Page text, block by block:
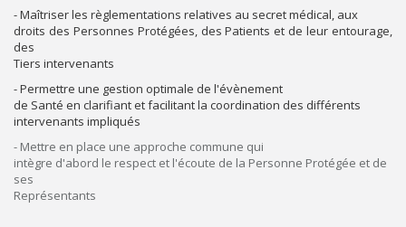
- Maîtriser les règlementations relatives au secret médical, aux
droits des Personnes Protégées, des Patients et de leur entourage,
des
Tiers intervenants
- Permettre une gestion optimale de l'évènement
de Santé en clarifiant et facilitant la coordination des différents
intervenants impliqués
- Mettre en place une approche commune qui
intègre d'abord le respect et l'écoute de la Personne Protégée et de
ses
Représentants